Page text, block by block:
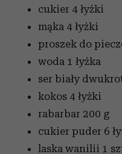
cukier 4 łyżki
mąka 4 łyżki
proszek do
woda 1 łyżka
ser biały
kokos 4 łyżki
rabarbar 200 g
cukier puder 6
laska wanilii 1